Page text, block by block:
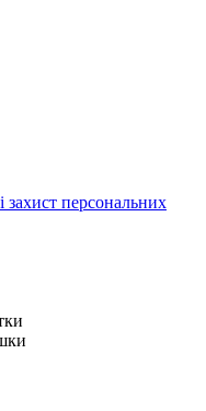
персональних